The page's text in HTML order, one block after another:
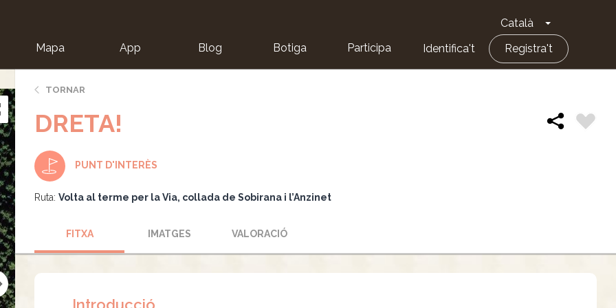
Català Toggle
Mapa App Blog Botiga Participa Identifica't Registra't
TORNAR
DRETA!
PUNT D'INTERÈS
Ruta: Volta al terme per la Via, collada de Sobirana i l’Anzinet
FITXA IMATGES VALORACIÓ